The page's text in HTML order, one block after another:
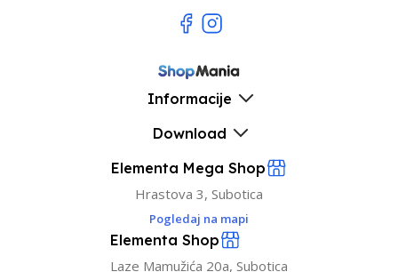
Informacije
Download
Elementa Mega Shop
Hrastova 3, Subotica
Pogledaj na mapi
Elementa Shop
Laze Mamužića 20a, Subotica